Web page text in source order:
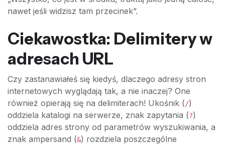
nawet jeśli widzisz tam przecinek”.
Ciekawostka: Delimitery w
adresach URL
Czy zastanawiałeś się kiedyś, dlaczego adresy stron
internetowych wyglądają tak, a nie inaczej? One
również opierają się na delimiterach! Ukośnik (/)
oddziela katalogi na serwerze, znak zapytania (?)
oddziela adres strony od parametrów wyszukiwania, a
znak ampersand (&) rozdziela poszczególne